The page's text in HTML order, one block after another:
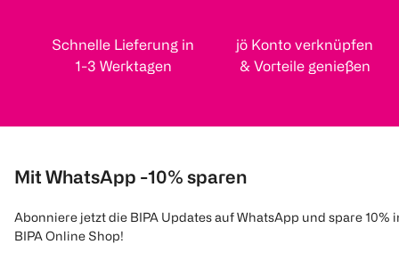
Schnelle Lieferung in
1-3 Werktagen
jö Konto verknüpfen
& Vorteile genießen
Mit WhatsApp -10% sparen
Abonniere jetzt die BIPA Updates auf WhatsApp und spare 10%
BIPA Online Shop!